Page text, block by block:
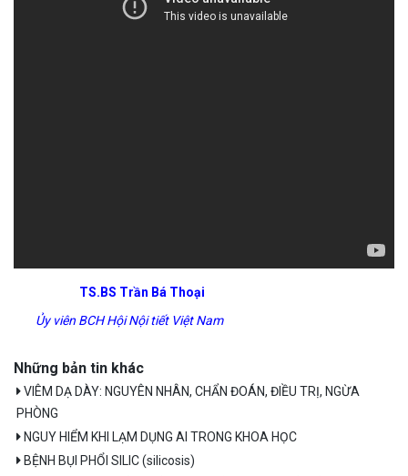
TS.BS Trần Bá Thoại
Ủy viên BCH Hội Nội tiết Việt Nam
Những bản tin khác
VIÊM DẠ DÀY: NGUYÊN NHÂN, CHẨN ĐOÁN, ĐIỀU TRỊ, NGỪA
PHÒNG
NGUY HIỂM KHI LẠM DỤNG AI TRONG KHOA HỌC
BỆNH BỤI PHỔI SILIC (silicosis)